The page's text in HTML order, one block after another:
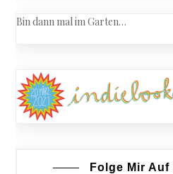
Bin dann mal im Garten…
Folge Mir